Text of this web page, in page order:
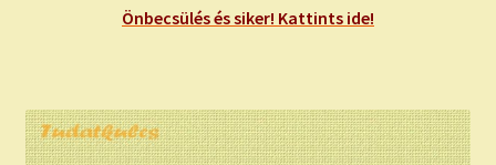
Önbecsülés és siker! Kattints ide!